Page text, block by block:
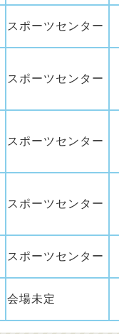
スポーツセンター
スポーツセンター
スポーツセンター
スポーツセンター
スポーツセンター
会場未定